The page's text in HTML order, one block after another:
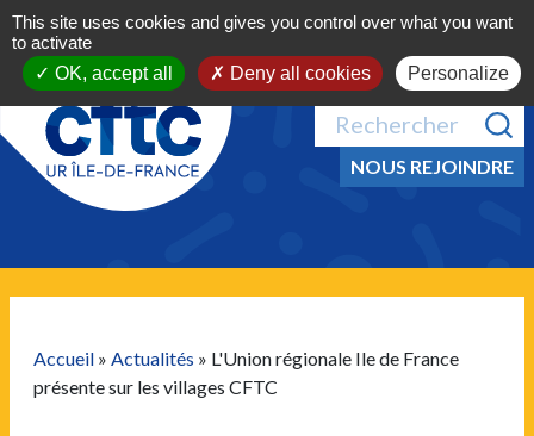
Aller au contenu
NOUS REJOINDRE
Accueil » Actualités » L'Union régionale Ile de France
présente sur les villages CFTC
This site uses cookies and gives you control over what you want
to activate
OK, accept all
Deny all cookies Personalize